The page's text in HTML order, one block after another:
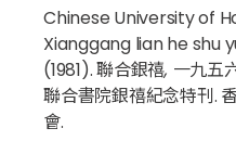
Chinese University of
Xianggang lian he shu
(1981).聯合銀禧, 一九五
聯合書院銀禧紀念特刊.
會.